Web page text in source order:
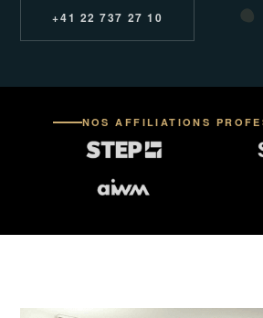
+41 22 737 27 10
NOS AFFILIATIONS